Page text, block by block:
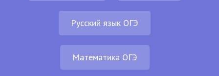
Русский язык ОГЭ
Математика ОГЭ